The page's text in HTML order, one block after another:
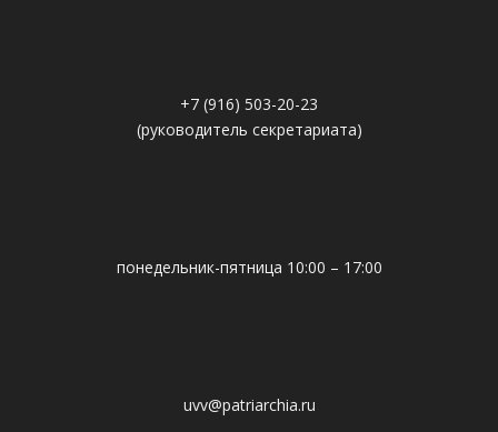
+7 (916) 503-20-23
(руководитель секретариата)
понедельник-пятница 10:00 – 17:00
uvv@patriarchia.ru